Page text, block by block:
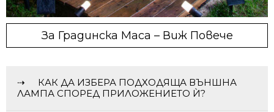
За Градинска Маса – Виж Повече
КАК ДА ИЗБЕРА ПОДХОДЯЩА ВЪНШНА
ЛАМПА СПОРЕД ПРИЛОЖЕНИЕТО Ѝ?